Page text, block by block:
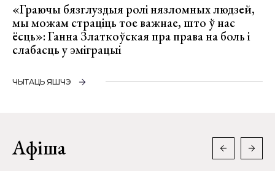
«Граючы бязглуздыя ролі нязломных людзей,
мы можам страціць тое важнае, што ў нас
ёсць»: Ганна Златкоўская пра права на боль і
слабасць у эміграцыі
ЧЫТАЦЬ ЯШЧЭ
Афіша